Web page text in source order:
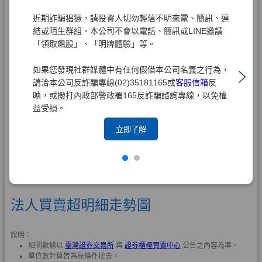
近期詐騙猖獗，請投資人切勿輕信不明來電、簡訊、連
結或陌生群組。本公司不會以電話、簡訊或LINE邀請
「領取飆股」、「明牌體驗」等。
如果您發現社群媒體中有任何假借本公司名義之行為，
請洽本公司反詐騙專線(02)35181165或客服信箱反
映，或撥打內政部警政署165反詐騙諮詢專線，以免權
益受損。
立即了解